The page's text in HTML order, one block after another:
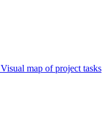
Visual map of project tasks